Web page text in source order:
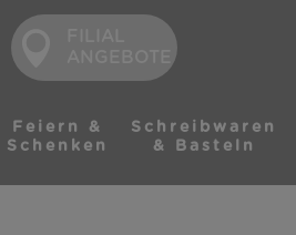
Feiern &
Schenken
Schreibwaren
& Basteln